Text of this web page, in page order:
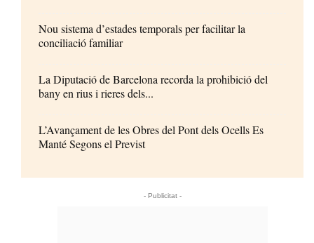
Nou sistema d’estades temporals per facilitar la
conciliació familiar
La Diputació de Barcelona recorda la prohibició del
bany en rius i rieres dels...
L’Avançament de les Obres del Pont dels Ocells Es
Manté Segons el Previst
- Publicitat -